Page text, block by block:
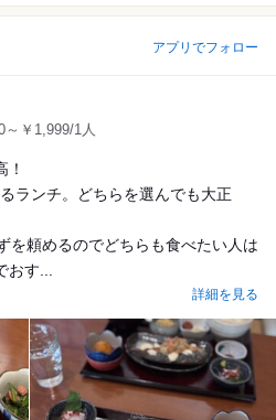
アプリでフォロー
～￥1,999/1人
ランチ。どちらを選んでも大正
を頼めるのでどちらも食べたい人は
す...
詳細を見る